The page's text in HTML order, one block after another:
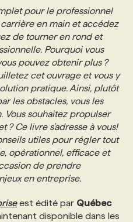
FORMATIONS
pour le professionnel
en main et accédez
de tourner en rond et
Pourquoi vous
pouvez obtenir plus ?
cet ouvrage et vous y
pratique. Ainsi, plutôt
les obstacles, vous les
Vous souhaitez propulser
Ce livre s’adresse à vous!
utiles pour régler tout
opérationnel, efficace et
de prendre
en entreprise.
est édité par Québec
disponible dans les